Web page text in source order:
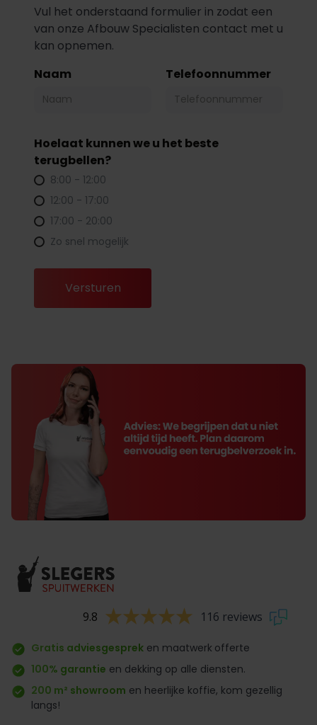
Vul het onderstaand formulier in zodat een
van onze Afbouw Specialisten contact met u
kan opnemen.
Naam
Telefoonnummer
Hoelaat kunnen we u het beste
terugbellen?
8:00 - 12:00
12:00 - 17:00
17:00 - 20:00
Zo snel mogelijk
9.8 116 reviews
Gratis adviesgesprek en maatwerk offerte
100% garantie en dekking op alle diensten.
200 m² showroom en heerlijke koffie, kom gezellig
langs!